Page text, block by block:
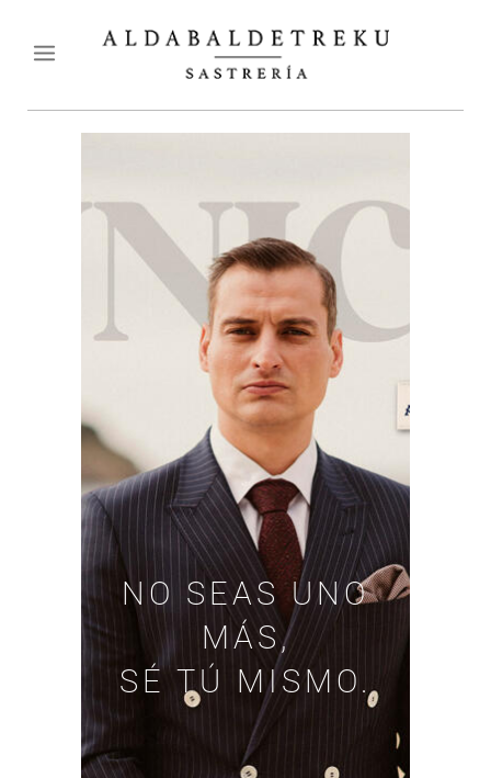
NO SEAS UNO
MÁS,
SÉ TÚ MISMO.